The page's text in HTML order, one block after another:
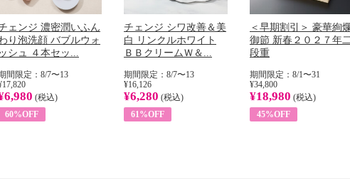
ェンジ 濃密潤いふん
り泡洗顔 バブルウォ
ッシュ ４本セッ...
間限定：8/7〜13
(税込)
60%OFF
チェンジ シワ改善＆美
白 リンクルホワイト
ＢＢクリームＷ＆...
期間限定：8/7〜13
¥16,126
¥6,280 (税込)
61%OFF
＜早期割引＞ 豪華絢
御節 新春２０２７年
段重
期間限定：8/1〜31
¥34,800
¥18,980 (税込)
45%OFF